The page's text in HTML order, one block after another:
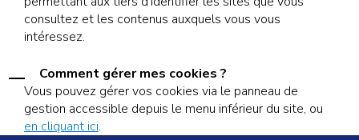
consultez et les contenus auxquels vous vous
intéressez.
Comment gérer mes cookies ?
Vous pouvez gérer vos cookies via le panneau de
gestion accessible depuis le menu inférieur du site, ou
en cliquant ici.